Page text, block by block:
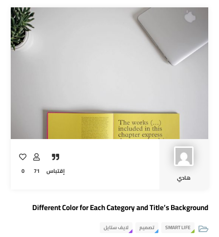
هادي
إقتباس 71
0
Different Color for Each Category and Title’s Background
SMART LIFE تصميم لايف ستايل